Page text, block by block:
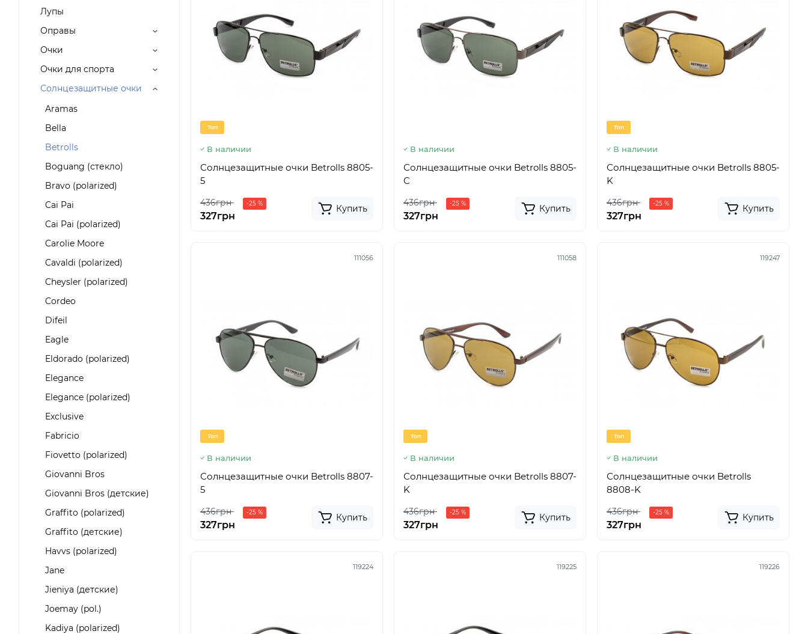
Лупы
Оправы
Очки
Очки для спорта
Солнцезащитные очки
Aramas
Bella
Betrolls
Boguang (стекло)
Bravo (polarized)
Cai Pai
Cai Pai (polarized)
Carolie Moore
Cavaldi (polarized)
Cheysler (polarized)
Cordeo
Difeil
Eagle
Eldorado (polarized)
Elegance
Elegance (polarized)
Exclusive
Fabricio
Fiovetto (polarized)
Giovanni Bros
Giovanni Bros (детские)
Graffito (polarized)
Graffito (детские)
Havvs (polarized)
Jane
Jieniya (детские)
Joemay (pol.)
Kadiya (polarized)
Топ
В наличии
Солнцезащитные очки Betrolls 8805-
5
436грн -25 %
327грн
Купить
В наличии
Солнцезащитные очки Betrolls 8805-
C
436грн -25 %
327грн
Купить
Топ
В наличии
Солнцезащитные очки Betrolls 8805-
K
436грн -25 %
327грн
Купить
111056
Топ
В наличии
Солнцезащитные очки Betrolls 8807-
5
436грн -25 %
327грн
Купить
111058
Топ
В наличии
Солнцезащитные очки Betrolls 8807-
K
436грн -25 %
327грн
Купить
119247
Топ
В наличии
Солнцезащитные очки Betrolls
8808-K
436грн -25 %
327грн
Купить
119224 119225 119226